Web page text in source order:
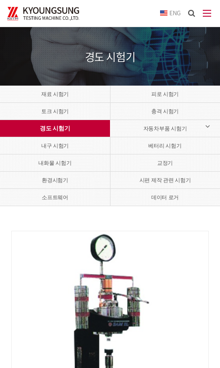
ENG
입력
답변
답변
이메
전송
경도 시험기
재료 시험기 피로 시험기
토크 시험기 충격 시험기
경도 시험기 자동차부품 시험기
내구 시험기 베터리 시험기
내화물 시험기 교정기
환경시험기 시편 제작 관련 시험기
소프트웨어 데이터 로거